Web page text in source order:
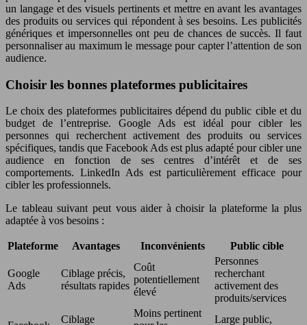
un langage et des visuels pertinents et mettre en avant les avantages
des produits ou services qui répondent à ses besoins. Les publicités
génériques et impersonnelles ont peu de chances de succès. Il faut
personnaliser au maximum le message pour capter l’attention de son
audience.
Choisir les bonnes plateformes publicitaires
Le choix des plateformes publicitaires dépend du public cible et du
budget de l’entreprise. Google Ads est idéal pour cibler les
personnes qui recherchent activement des produits ou services
spécifiques, tandis que Facebook Ads est plus adapté pour cibler une
audience en fonction de ses centres d’intérêt et de ses
comportements. LinkedIn Ads est particulièrement efficace pour
cibler les professionnels.
Le tableau suivant peut vous aider à choisir la plateforme la plus
adaptée à vos besoins :
Plateforme Avantages Inconvénients Public cible
Google
Ads
Ciblage précis,
résultats rapides
Coût
potentiellement
élevé
Personnes
recherchant
activement des
produits/services
Ciblage
Moins pertinent
Large public,